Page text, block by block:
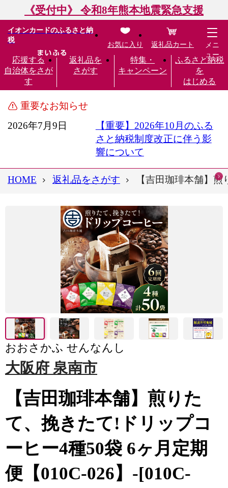
《受付中》 令和8年熊本地震緊急支援
イオンカードのふるさと納
税
応援する
自治体をさが
す
返礼品を
さがす
特集・
キャンペーン
ふるさと納税
を
はじめる
お気に入り 返礼品カート
メニ
ュー
重要なお知らせ
2026年7月9日
【重要】2026年10月のふる
さと納税制度改正に伴う影
響について
HOME 返礼品をさがす 【吉田珈琲本舗】
おおさかふ せんなんし
大阪府 泉南市
【吉田珈琲本舗】煎りた
て、挽きたて!ドリップコ
ーヒー4種50袋 6ヶ月定期
便【010C-026】-[010C-